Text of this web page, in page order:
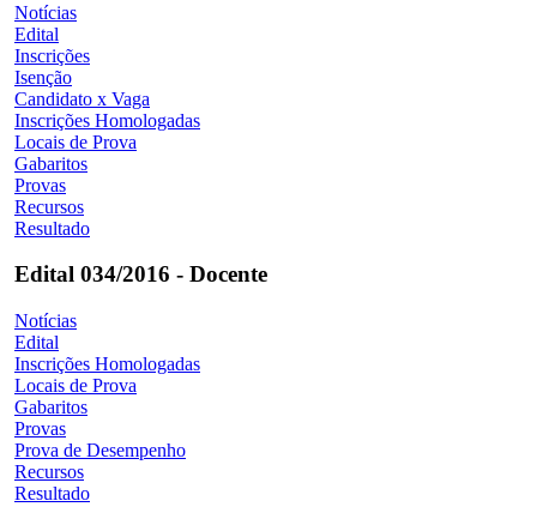
Notícias
Edital
Inscrições
Isenção
Candidato x Vaga
Inscrições Homologadas
Locais de Prova
Gabaritos
Provas
Recursos
Resultado
Edital 034/2016 - Docente
Notícias
Edital
Inscrições Homologadas
Locais de Prova
Gabaritos
Provas
Prova de Desempenho
Recursos
Resultado